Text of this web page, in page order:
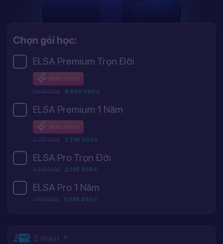
Chọn gói học:
ELSA Premium Trọn Đời
Best choice
8.800.000đ 8.800.000đ
ELSA Premium 1 Năm
Best choice
2.745.000đ 1.716.000đ
ELSA Pro Trọn Đời
3.395.000đ 2.195.000đ
ELSA Pro 1 Năm
1.595.000đ 1.095.000đ
Email *